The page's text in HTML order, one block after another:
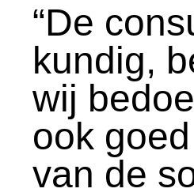
“De
kundig,
wij
ook
van de